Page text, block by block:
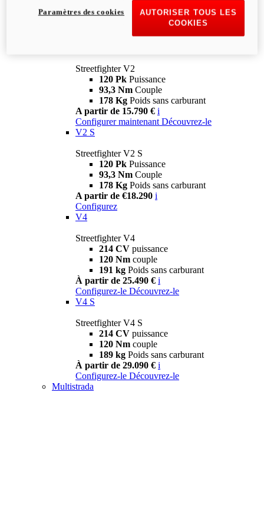
Streetfighter V2
120 Pk Puissance
93,3 Nm Couple
178 Kg Poids sans carburant
A partir de 15.790 € i
Configurer maintenant Découvrez-le
V2 S
Streetfighter V2 S
120 Pk Puissance
93,3 Nm Couple
178 Kg Poids sans carburant
A partir de €18.290 i
Configurez
V4
Streetfighter V4
214 CV puissance
120 Nm couple
191 kg Poids sans carburant
À partir de 25.490 € i
Configurez-le Découvrez-le
V4 S
Streetfighter V4 S
214 CV puissance
120 Nm couple
189 kg Poids sans carburant
À partir de 29.090 € i
Configurez-le Découvrez-le
Multistrada
AUTORISER TOUS LES
COOKIES
Paramètres des cookies